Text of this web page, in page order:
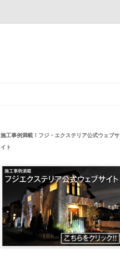
施工事例満載！フジ・エクステリア公式ウェブサ
イト